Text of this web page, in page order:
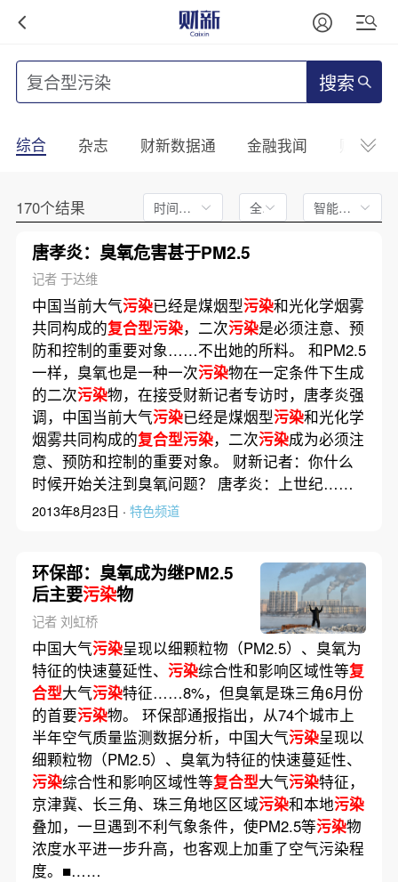
搜索
综合 杂志 财新数据通 金融我闻 财新
170个结果 时间不限 全文 智能排序
唐孝炎：臭氧危害甚于PM2.5
记者 于达维
中国当前大气污染已经是煤烟型污染和光化学烟雾
共同构成的复合型污染，二次污染是必须注意、预
防和控制的重要对象……不出她的所料。 和PM2.5
一样，臭氧也是一种一次污染物在一定条件下生成
的二次污染物，在接受财新记者专访时，唐孝炎强
调，中国当前大气污染已经是煤烟型污染和光化学
烟雾共同构成的复合型污染，二次污染成为必须注
意、预防和控制的重要对象。 财新记者：你什么
时候开始关注到臭氧问题？ 唐孝炎：上世纪……
2013年8月23日 · 特色频道
环保部：臭氧成为继PM2.5
后主要污染物
记者 刘虹桥
中国大气污染呈现以细颗粒物（PM2.5）、臭氧为
特征的快速蔓延性、 污染综合性和影响区域性等复
合型大气污染特征……8%，但臭氧是珠三角6月份
的首要污染物。 环保部通报指出，从74个城市上
半年空气质量监测数据分析，中国大气污染呈现以
细颗粒物（PM2.5）、臭氧为特征的快速蔓延性、
污染综合性和影响区域性等复合型大气污染特征，
京津冀、长三角、珠三角地区区域污染和本地污染
叠加，一旦遇到不利气象条件，使PM2.5等污染物
浓度水平进一步升高，也客观上加重了空气污染程
度。■……